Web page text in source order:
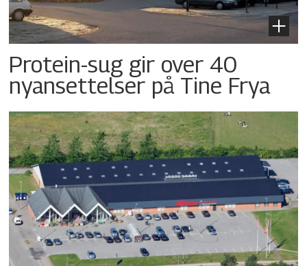
Protein-sug gir over 40
nyansettelser på Tine Frya